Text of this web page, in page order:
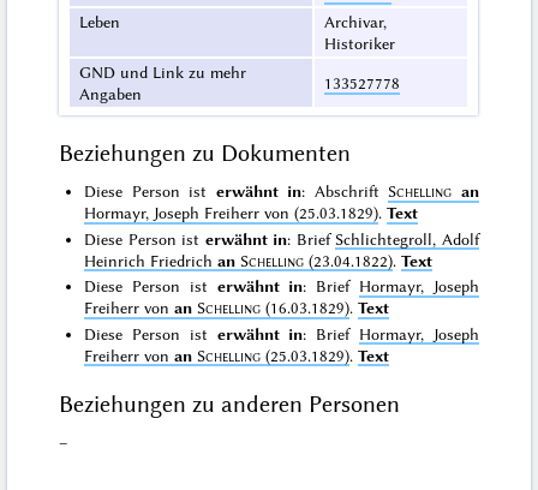
Leben
Archivar,
Historiker
GND und Link zu mehr
Angaben
133527778
Beziehungen zu Dokumenten
Diese Person ist erwähnt in: AbschriftSchelling an
Hormayr, Joseph Freiherr von (25.03.1829).Text
Diese Person ist erwähnt in: Brief Schlichtegroll, Adolf
Heinrich Friedrichan Schelling (23.04.1822).Text
Diese Person ist erwähnt in: Brief Hormayr, Joseph
Freiherr vonan Schelling (16.03.1829).Text
Diese Person ist erwähnt in: Brief Hormayr, Joseph
Freiherr vonan Schelling (25.03.1829).Text
Beziehungen zu anderen Personen
–